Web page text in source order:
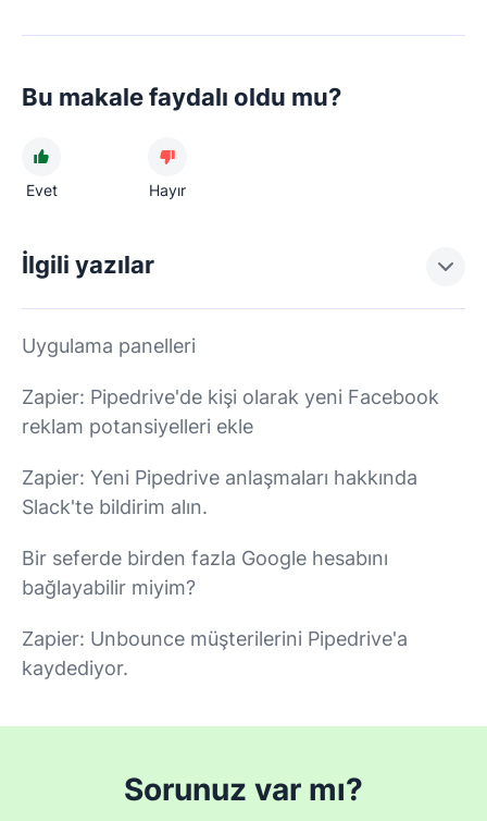
Bu makale faydalı oldu mu?
Evet Hayır
İlgili yazılar
Uygulama panelleri
Zapier: Pipedrive'de kişi olarak yeni Facebook
reklam potansiyelleri ekle
Zapier: Yeni Pipedrive anlaşmaları hakkında
Slack'te bildirim alın.
Bir seferde birden fazla Google hesabını
bağlayabilir miyim?
Zapier: Unbounce müşterilerini Pipedrive'a
kaydediyor.
Sorunuz var mı?